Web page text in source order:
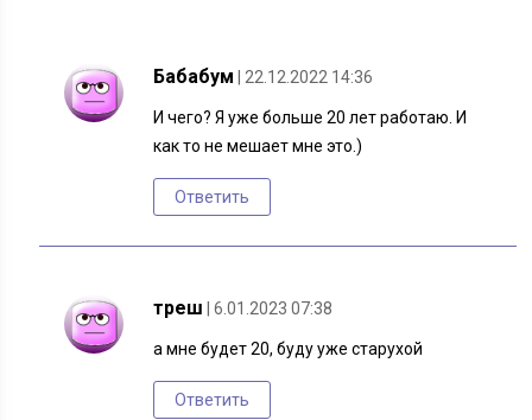
Бабабум | 22.12.2022 14:36
И чего? Я уже больше 20 лет работаю. И
как то не мешает мне это.)
Ответить
треш | 6.01.2023 07:38
а мне будет 20, буду уже старухой
Ответить